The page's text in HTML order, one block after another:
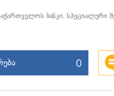
ბანკი,სპეციალური
0